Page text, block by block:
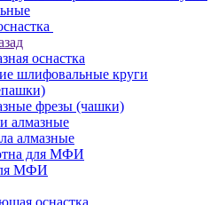
оснастка
шлифовальные круги
фрезы (чашки)
алмазные
алмазные
для МФИ
МФИ
оснастка